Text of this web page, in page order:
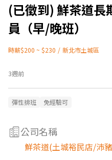
鮮茶道長
員（早/晚班）
時薪$200 ~ $230 / 新北市土城區
3週前
彈性排班 免經驗可
公司名稱
鮮茶道(土城裕民店/沛